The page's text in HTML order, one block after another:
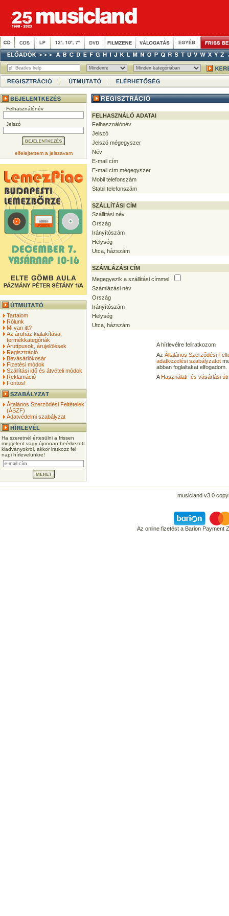
Felhasználónév
Jelszó
elfelejtettem a jelszavam
Tartalom
Rólunk
Mi van itt?
Az áruház kialakítása,
termékkategóriák
Árutípusok, árujelölések
Regisztráció
Bevásárlókosár
Fizetési módok
Szállítási idő és átvételi módok
Reklamáció
Fontos!
Általános Szerződési Feltételek
(ÁSZF)
Adatvédelmi szabályzat
Ha szeretnél értesülni a frissen
megjelent vagy újonnan beérkezett
kiadványokról, akkor iratkozz fel
napi hírlevelünkre!
FELHASZNÁLÓ ADATAI
Felhasználónév
Jelszó
Jelszó mégegyszer
Név
E-mail cím
E-mail cím mégegyszer
Mobil telefonszám
Stabil telefonszám
SZÁLLÍTÁSI CÍM
Szállítási név
Ország
Irányítószám
Helység
Utca, házszám
SZÁMLÁZÁSI CÍM
Megegyezik a szállítási címmel
Számlázási név
Ország
Irányítószám
Helység
Utca, házszám
A hírlevélre feliratkozom
Az Általános Szerződési
adatkezelési szabályzatot
abban foglaltakat elfogadom.
AHasználati- és vásárlási
musicland v3.0
Az online fizetést a Barion Payment